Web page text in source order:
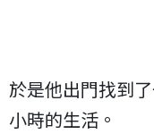
於是他出門找到
小時的生活。